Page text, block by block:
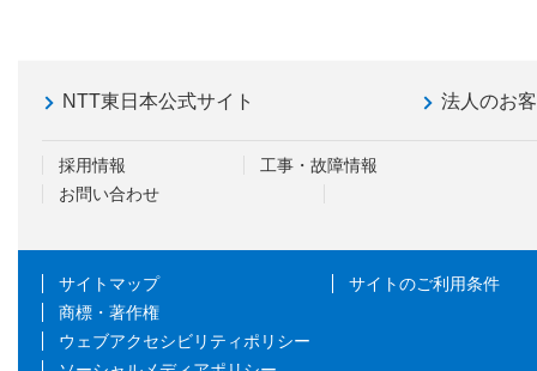
NTT東日本公式サイト 法人のお
採用情報
工事・故障情報
お問い合わせ
サイトマップ
サイトのご利用条件
商標・著作権
ウェブアクセシビリティポリシー